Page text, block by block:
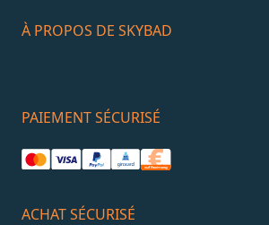
À PROPOS DE SKYBAD
PAIEMENT SÉCURISÉ
ACHAT SÉCURISÉ